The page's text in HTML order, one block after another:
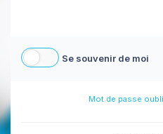
Se souvenir de moi
Mot de passe